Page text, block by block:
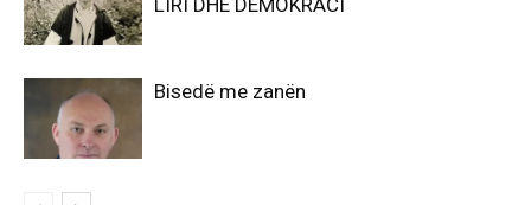
Bisedë me zanën